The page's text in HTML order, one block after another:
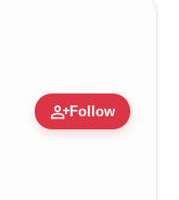
person_addFollow
Figure •